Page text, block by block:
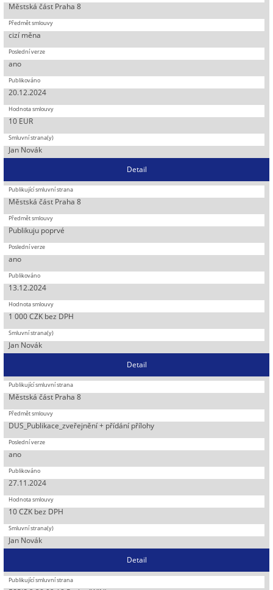
Městská část Praha 8
cizí měna
ano
20.12.2024
10 EUR
Jan Novák
Detail
Městská část Praha 8
Publikuju poprvé
ano
13.12.2024
1 000 CZK bez DPH
Jan Novák
Detail
Městská část Praha 8
DUS_Publikace_zveřejnění + přídání přílohy
ano
27.11.2024
10 CZK bez DPH
Jan Novák
Detail